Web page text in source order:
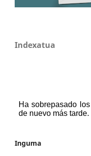
Indexatua
Inguma